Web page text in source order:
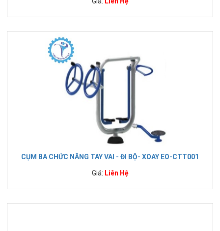
CỤM BA CHỨC NĂNG TAY VAI - ĐI BỘ- XOAY EO-CTT001
Giá: Liên Hệ